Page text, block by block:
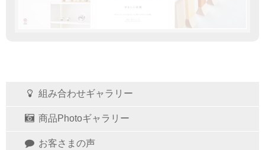
組み合わせギャラリー
商品Photoギャラリー
お客さまの声